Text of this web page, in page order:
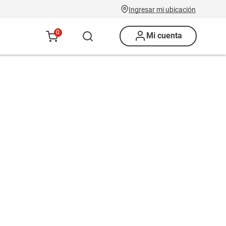
Ingresar mi ubicación
0 Mi cuenta